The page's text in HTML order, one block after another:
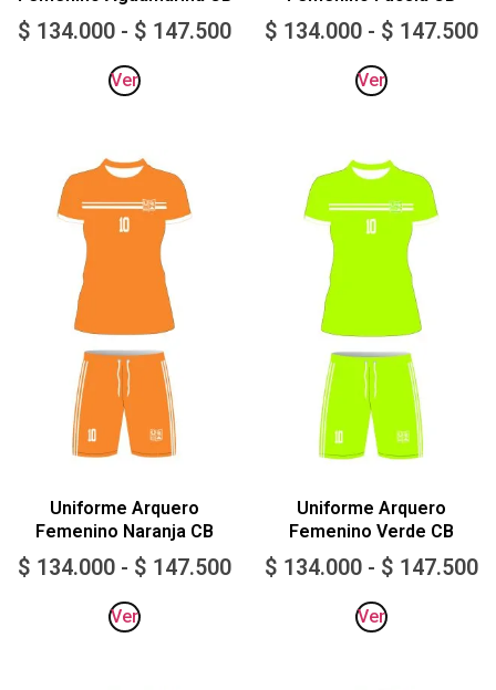
$ 134.000 - $ 147.500
Ver
$ 134.000 - $ 147.500
Ver
Uniforme Arquero
Femenino Naranja CB
$ 134.000 - $ 147.500
Ver
Uniforme Arquero
Femenino Verde CB
$ 134.000 - $ 147.500
Ver